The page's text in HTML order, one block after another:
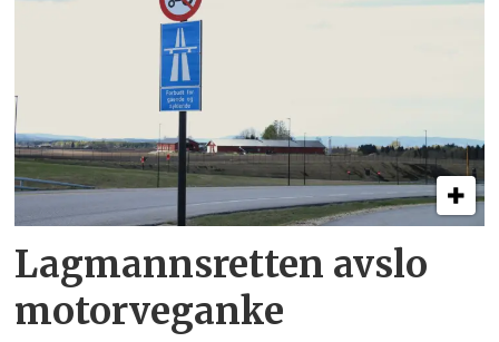
Lagmannsretten avslo
motorveganke